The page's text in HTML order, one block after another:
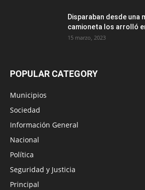
Disparaban desde una
camioneta los arrolló
15 marzo, 2023
POPULAR CATEGORY
Municipios
Sociedad
Información General
Nacional
Política
Seguridad y Justicia
Principal